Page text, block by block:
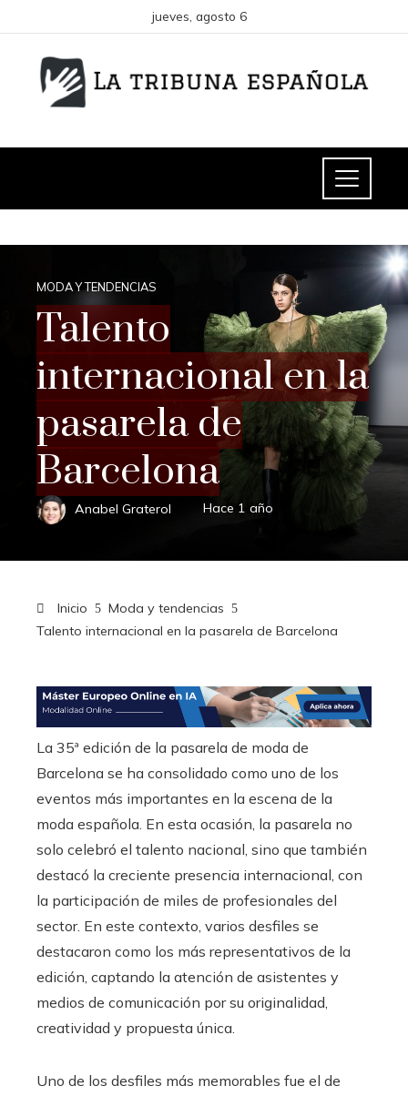
jueves, agosto 6
MODA Y TENDENCIAS
Talento
internacional en la
pasarela de
Barcelona
Anabel Graterol Hace 1 año
Inicio
Moda y tendencias
Talento internacional en la pasarela de Barcelona
La 35ª edición de la pasarela de moda de
Barcelona se ha consolidado como uno de los
eventos más importantes en la escena de la
moda española. En esta ocasión, la pasarela no
solo celebró el talento nacional, sino que también
destacó la creciente presencia internacional, con
la participación de miles de profesionales del
sector. En este contexto, varios desfiles se
destacaron como los más representativos de la
edición, captando la atención de asistentes y
medios de comunicación por su originalidad,
creatividad y propuesta única.
Uno de los desfiles más memorables fue el de